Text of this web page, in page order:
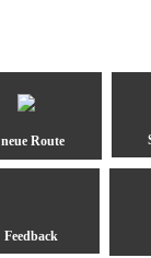
neue Route